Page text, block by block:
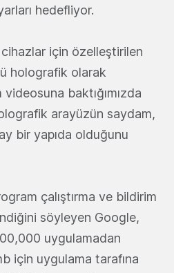
hedefliyor.
için özelleştirilen
holografik olarak
baktığımızda
arayüzün saydam,
bir yapıda olduğunu
çalıştırma ve bildirim
söyleyen Google,
uygulamadan
için uygulama tarafına